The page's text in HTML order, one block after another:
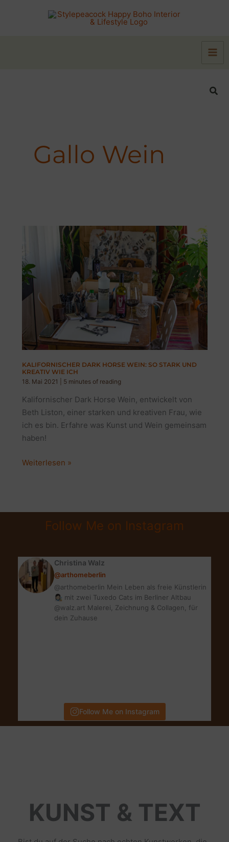
Gallo Wein
KALIFORNISCHER DARK HORSE WEIN: SO STARK UND
KREATIV WIE ICH
18. Mai 2021
5 minutes of reading
Kalifornischer Dark Horse Wein, entwickelt von
Beth Liston, einer starken und kreativen Frau, wie
ich es bin. Erfahre was Kunst und Wein gemeinsam
haben!
Kalifornischer
So
wie
ich
Weiterlesen »
Follow Me on Instagram
Christina Walz
@arthomeberlin
@arthomeberlin Mein Leben als freie Künstlerin
👩🏻‍🎨 mit zwei Tuxedo Cats im Berliner Altbau
@walz.art Malerei, Zeichnung & Collagen, für
dein Zuhause
Follow Me on Instagram
KUNST & TEXT